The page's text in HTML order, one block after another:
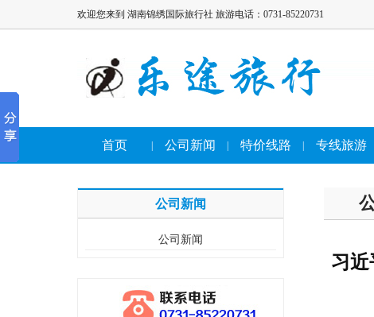
欢迎您来到 湖南锦绣国际旅行社 旅游电话：0731-85220731
首页 公司新闻 特价线路 专线旅游
公司新闻
公司新闻
习